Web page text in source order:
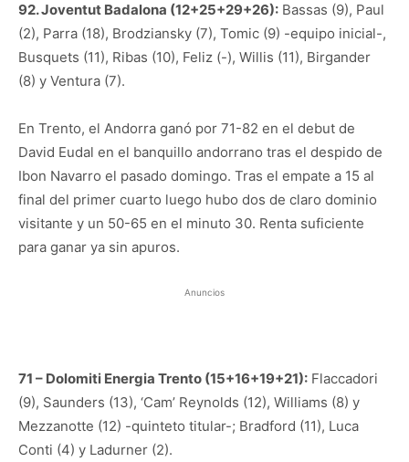
92. Joventut Badalona (12+25+29+26): Bassas (9), Paul
(2), Parra (18), Brodziansky (7), Tomic (9) -equipo inicial-,
Busquets (11), Ribas (10), Feliz (-), Willis (11), Birgander
(8) y Ventura (7).
En Trento, el Andorra ganó por 71-82 en el debut de
David Eudal en el banquillo andorrano tras el despido de
Ibon Navarro el pasado domingo. Tras el empate a 15 al
final del primer cuarto luego hubo dos de claro dominio
visitante y un 50-65 en el minuto 30. Renta suficiente
para ganar ya sin apuros.
Anuncios
71 – Dolomiti Energia Trento (15+16+19+21): Flaccadori
(9), Saunders (13), ‘Cam’ Reynolds (12), Williams (8) y
Mezzanotte (12) -quinteto titular-; Bradford (11), Luca
Conti (4) y Ladurner (2).